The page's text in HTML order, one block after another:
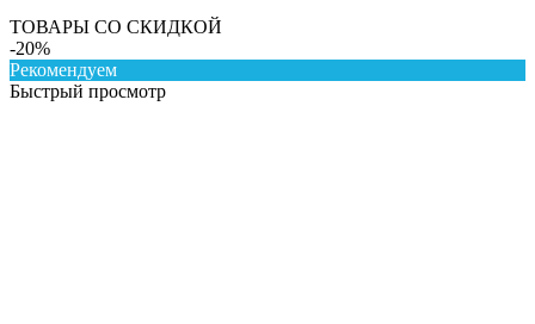
ТОВАРЫ СО СКИДКОЙ
-20%
Рекомендуем
Быстрый просмотр